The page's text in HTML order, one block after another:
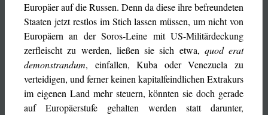
Europäer auf die Russen. Denn da diese ihre befreundeten
Staaten jetzt restlos im Stich lassen müssen, um nicht von
Europäern an der Soros-Leine mit US-Militärdeckung
zerfleischt zu werden, ließen sie sich etwa, quod erat
demonstrandum, einfallen, Kuba oder Venezuela zu
verteidigen, und ferner keinen kapitalfeindlichen Extrakurs
im eigenen Land mehr steuern, könnten sie doch gerade
auf Europäerstufe gehalten werden statt darunter,